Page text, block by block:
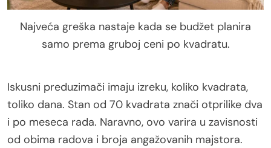
Najveća greška nastaje kada se budžet planira
samo prema gruboj ceni po kvadratu.
Iskusni preduzimači imaju izreku, koliko kvadrata,
toliko dana. Stan od 70 kvadrata znači otprilike dva
i po meseca rada. Naravno, ovo varira u zavisnosti
od obima radova i broja angažovanih majstora.